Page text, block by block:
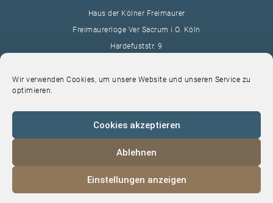
Wir verwenden Cookies, um unsere Website und unseren Service zu
optimieren.
Cookies akzeptieren
Ablehnen
Einstellungen anzeigen
Haus der Kölner Freimaurer
Freimaurerloge Ver Sacrum i.O. Köln
Hardefuststr. 9
sekretariat@ver-sacrum.org
© 2024 Copyright Ver Sacrum
Datenschutz